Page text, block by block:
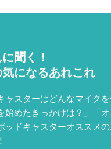
聞く！
になるあれこれ
ャスターはどんなマイク
始めたきっかけは？」「
ッドキャスターオススメ